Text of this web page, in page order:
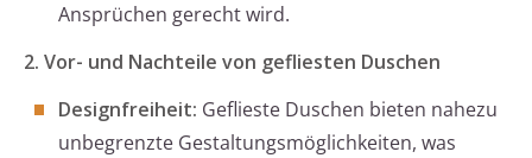
Ansprüchen gerecht wird.
2. Vor- und Nachteile von gefliesten Duschen
Designfreiheit: Geflieste Duschen bieten nahezu
unbegrenzte Gestaltungsmöglichkeiten, was